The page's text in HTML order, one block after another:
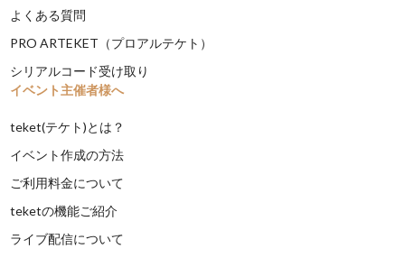
よくある質問
PRO ARTEKET（プロアルテケト）
シリアルコード受け取り
イベント主催者様へ
teket(テケト)とは？
イベント作成の方法
ご利用料金について
teketの機能ご紹介
ライブ配信について